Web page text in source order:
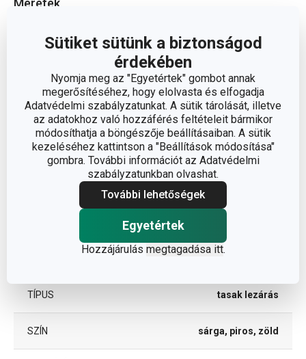
Sütiket sütünk a biztonságod
érdekében
Nyomja meg az "Egyetértek" gombot annak
megerősítéséhez, hogy elolvasta és elfogadja
Adatvédelmi szabályzatunkat. A sütik tárolását, illetve
az adatokhoz való hozzáférés feltételeit bármikor
módosíthatja a böngészője beállításaiban. A sütik
kezeléséhez kattintson a "Beállítások módosítása"
gombra. További információt az Adatvédelmi
szabályzatunkban olvashat.
További lehetőségek
Egyetértek
Hozzájárulás megtagadása itt.
A TERMÉK HOSSZA (CM)
Egyéb paraméterek
ANYAG műanyag
csomagolás és
élelmiszer tárolás
HŰTŐSZEKRÉNYBE
TÍPUS tasak lezárás
SZÍN sárga, piros, zöld